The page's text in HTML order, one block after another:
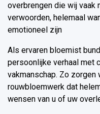
overbrengen die wij vaak
verwoorden, helemaal
emotioneel zijn
Als ervaren bloemist
persoonlijke verhaal met
vakmanschap. Zo zorgen
rouwbloemwerk dat
wensen van u of uw